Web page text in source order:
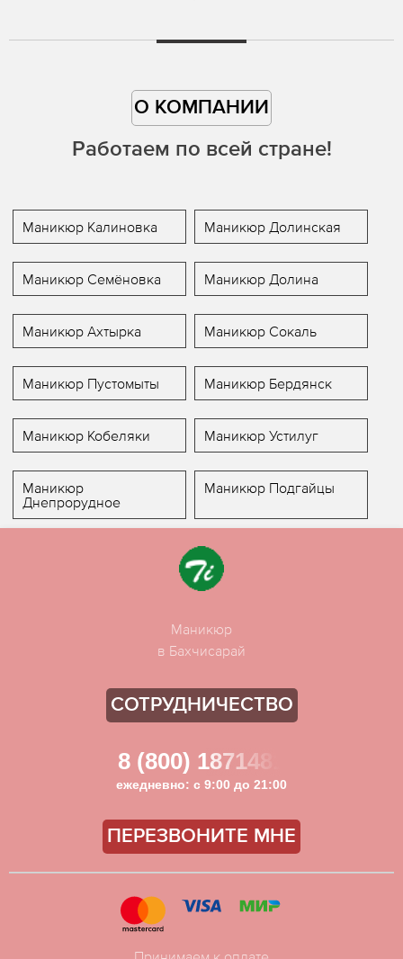
О КОМПАНИИ
Работаем по всей стране!
Маникюр Калиновка Маникюр Долинская
Маникюр Семёновка Маникюр Долина
Маникюр Ахтырка Маникюр Сокаль
Маникюр Пустомыты Маникюр Бердянск
Маникюр Кобеляки Маникюр Устилуг
Маникюр
Днепрорудное
Маникюр Подгайцы
Маникюр
в Бахчисарай
СОТРУДНИЧЕСТВО
8 (800) 1871481
ежедневно: с 9:00 до 21:00
ПЕРЕЗВОНИТЕ МНЕ